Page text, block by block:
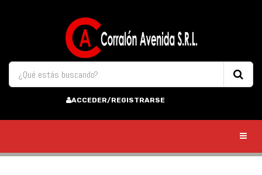
ACCEDER/REGISTRARSE